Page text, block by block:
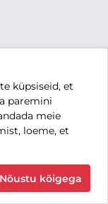
küpsiseid, et
paremini
meie
loeme, et
Nõustu kõigega